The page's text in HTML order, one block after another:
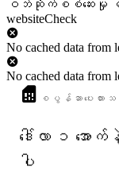
ဝဘ်ဆိုက်စစ်ဆေးမှု မရ
websiteCheck
No cached data from
No cached data from
စပွန်ဆာပေးထား
ဒေါ်လာ ၁ အေ
ပါ